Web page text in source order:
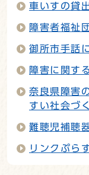
車いすの貸
障害者福祉
御所市手話
障害に関す
奈良県障害
すい社会づ
難聴児補聴
リンクぷら